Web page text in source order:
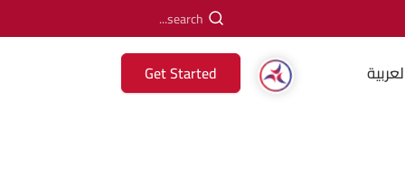
Get Started